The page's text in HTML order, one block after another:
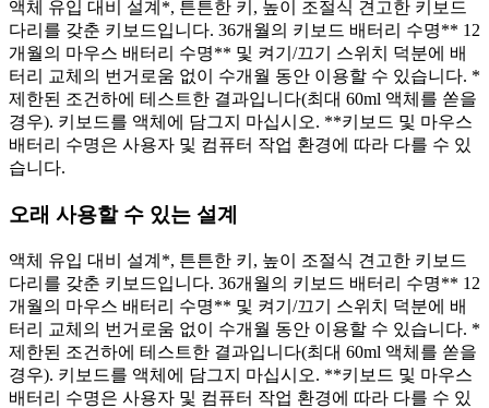
액체 유입 대비 설계*, 튼튼한 키, 높이 조절식 견고한 키보드
다리를 갖춘 키보드입니다. 36개월의 키보드 배터리 수명** 12
개월의 마우스 배터리 수명** 및 켜기/끄기 스위치 덕분에 배
터리 교체의 번거로움 없이 수개월 동안 이용할 수 있습니다. *
제한된 조건하에 테스트한 결과입니다(최대 60ml 액체를 쏟을
경우). 키보드를 액체에 담그지 마십시오. **키보드 및 마우스
배터리 수명은 사용자 및 컴퓨터 작업 환경에 따라 다를 수 있
습니다.
오래 사용할 수 있는 설계
액체 유입 대비 설계*, 튼튼한 키, 높이 조절식 견고한 키보드
다리를 갖춘 키보드입니다. 36개월의 키보드 배터리 수명** 12
개월의 마우스 배터리 수명** 및 켜기/끄기 스위치 덕분에 배
터리 교체의 번거로움 없이 수개월 동안 이용할 수 있습니다. *
제한된 조건하에 테스트한 결과입니다(최대 60ml 액체를 쏟을
경우). 키보드를 액체에 담그지 마십시오. **키보드 및 마우스
배터리 수명은 사용자 및 컴퓨터 작업 환경에 따라 다를 수 있